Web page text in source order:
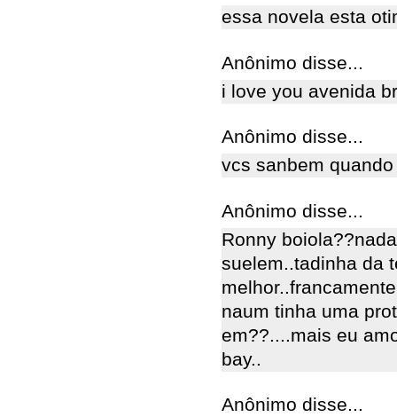
essa novela esta
Anônimo disse...
i love you avenida
Anônimo disse...
vcs sanbem
Anônimo disse...
Ronny
suelem..tadinha da
naum tinha uma
em??....mais eu
bay..
Anônimo disse...